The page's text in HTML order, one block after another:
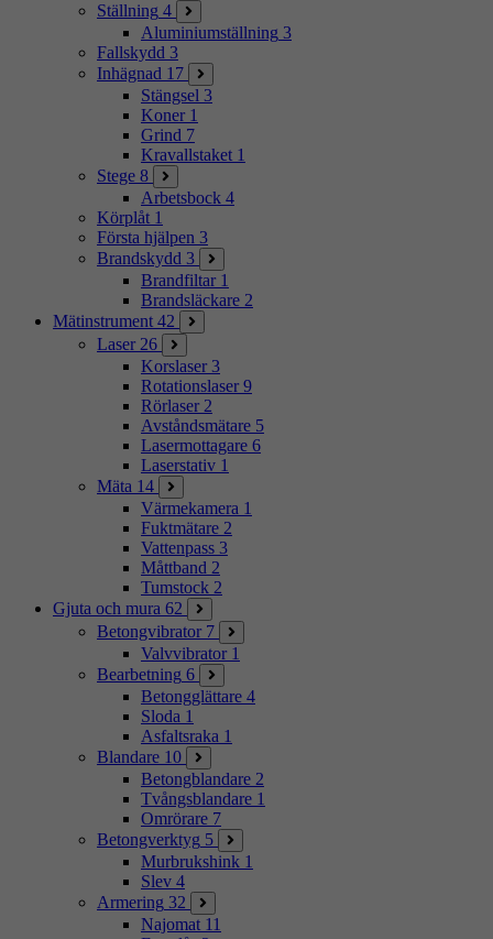
Ställning 4
Aluminiumställning 3
Fallskydd 3
Inhägnad 17
Stängsel 3
Koner 1
Grind 7
Kravallstaket 1
Stege 8
Arbetsbock 4
Körplåt 1
Första hjälpen 3
Brandskydd 3
Brandfiltar 1
Brandsläckare 2
Mätinstrument 42
Laser 26
Korslaser 3
Rotationslaser 9
Rörlaser 2
Avståndsmätare 5
Lasermottagare 6
Laserstativ 1
Mäta 14
Värmekamera 1
Fuktmätare 2
Vattenpass 3
Måttband 2
Tumstock 2
Gjuta och mura 62
Betongvibrator 7
Valvvibrator 1
Bearbetning 6
Betongglättare 4
Sloda 1
Asfaltsraka 1
Blandare 10
Betongblandare 2
Tvångsblandare 1
Omrörare 7
Betongverktyg 5
Murbrukshink 1
Slev 4
Armering 32
Najomat 11